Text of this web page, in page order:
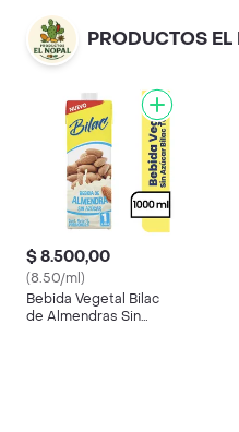
PRODUCTOS EL
$ 8.500,00
(8.50/ml)
Bebida Vegetal Bilac
de Almendras Sin